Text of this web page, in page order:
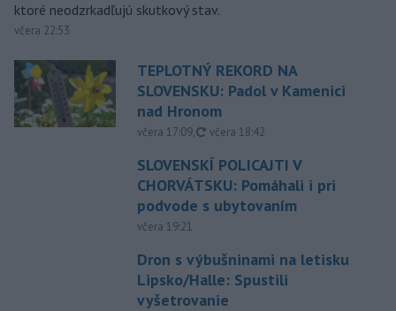
ktoré neodzrkadľujú skutkový stav.
včera 22:53
TEPLOTNÝ REKORD NA
SLOVENSKU: Padol v Kamenici
nad Hronom
včera 17:09, aktualizované
včera 18:42
SLOVENSKÍ POLICAJTI V
CHORVÁTSKU: Pomáhali i pri
podvode s ubytovaním
včera 19:21
Dron s výbušninami na letisku
Lipsko/Halle: Spustili
vyšetrovanie